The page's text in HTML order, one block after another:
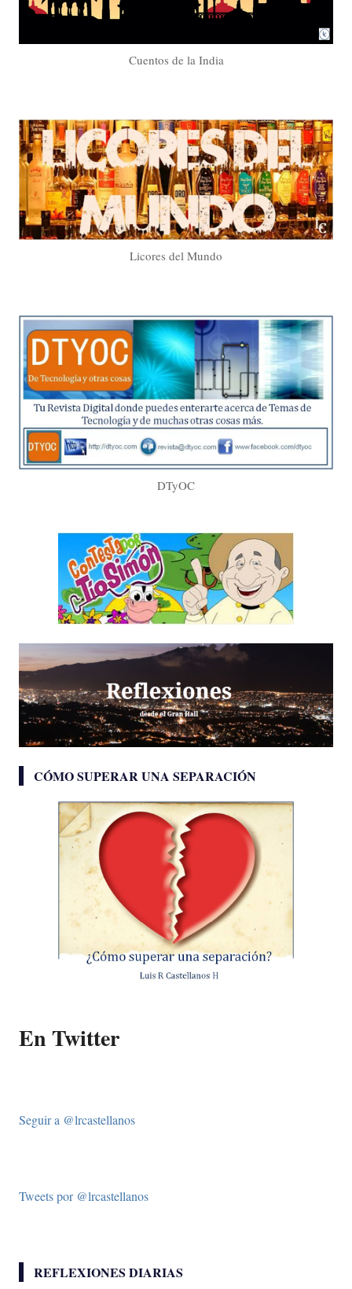
Cuentos de la India
Licores del Mundo
DTyOC
CÓMO SUPERAR UNA SEPARACIÓN
En Twitter
Seguir a @lrcastellanos
Tweets por @lrcastellanos
REFLEXIONES DIARIAS